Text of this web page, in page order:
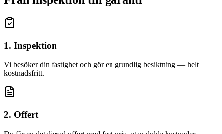
1. Inspektion
Vi besöker din fastighet och gör en grundlig besiktning — helt
kostnadsfritt.
2. Offert